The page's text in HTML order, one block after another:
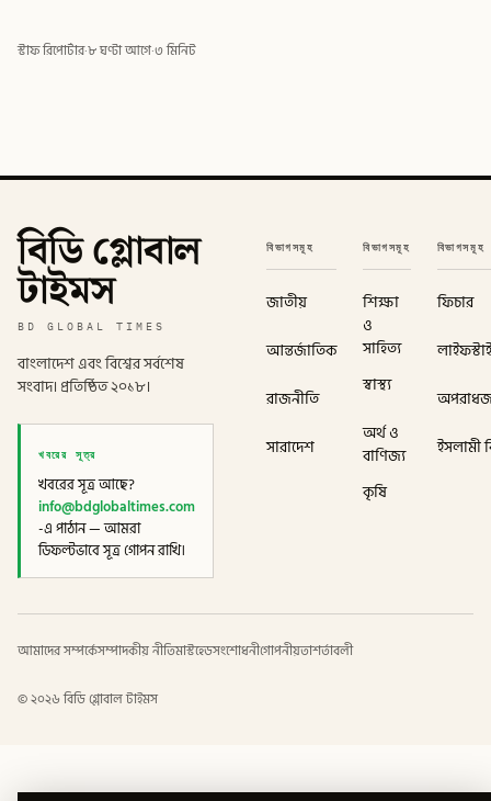
স্টাফ রিপোর্টার·৮ ঘণ্টা আগে·৩ মিনিট
বিডি গ্লোবাল
টাইমস
BD GLOBAL TIMES
বাংলাদেশ এবং বিশ্বের সর্বশেষ
সংবাদ। প্রতিষ্ঠিত ২০১৮।
খবরের সূত্র
খবরের সূত্র আছে?
info@bdglobaltimes.com
-এ পাঠান — আমরা
ডিফল্টভাবে সূত্র গোপন রাখি।
বিভাগসমূহ
জাতীয়
আন্তর্জাতিক
রাজনীতি
সারাদেশ
বিভাগসমূহ
শিক্ষা
ও
সাহিত্য
স্বাস্থ্য
অর্থ ও
বাণিজ্য
কৃষি
বিভাগসমূহ
ফিচার
ইসলামী
আমাদের সম্পর্কেসম্পাদকীয় নীতিমাস্টহেডসংশোধনীগোপনীয়তাশর্তাবলী
©২০২৬ বিডি গ্লোবাল টাইমস